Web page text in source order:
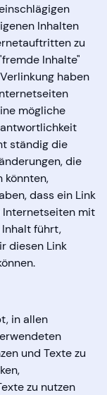
Inhalten
zu
Inhalte"
haben
mögliche
ständig die
die
könnten,
dass ein Link
mit
führt,
diesen Link
in allen
und Texte zu
zu nutzen